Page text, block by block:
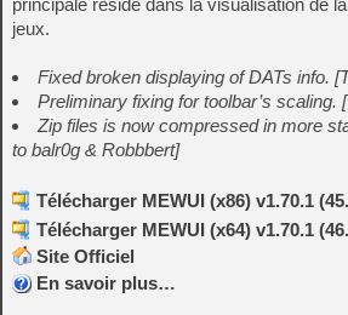
principale réside dans la visualisation de
jeux.
Fixed broken displaying of DATs info.
Preliminary fixing for toolbar’s scaling.
Zip files is now compressed in more
to balr0g & Robbbert]
Télécharger MEWUI (x86) v1.70.1
Télécharger MEWUI (x64) v1.70.1
Site Officiel
En savoir plus…